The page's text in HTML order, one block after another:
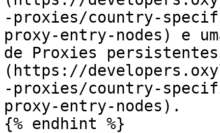
-proxies/country-
proxy-entry-nodes) e
de Proxies
(https://
-proxies/country-
proxy-entry-nodes).
{% endhint %}